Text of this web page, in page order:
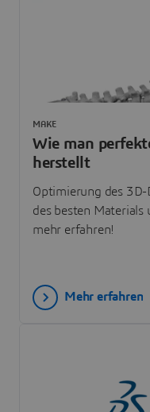
Wie man
herstellt
Optimierung des 3D-
des besten Materials
mehr erfahren!
MAKE
Mehr erfahren